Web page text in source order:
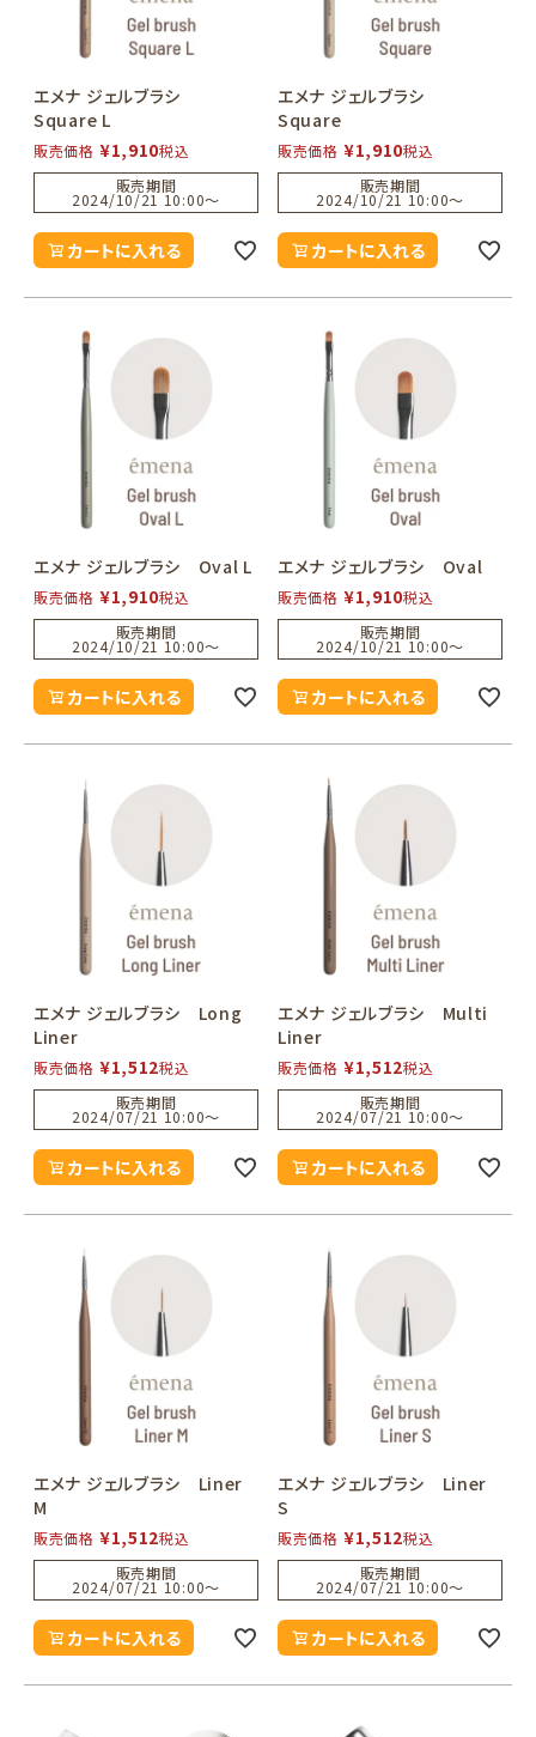
エメナ ジェルブラシ
Square L
販売価格 ¥1,910税込
販売期間
2024/10/21 10:00〜
カートに入れる
エメナ ジェルブラシ
Square
販売価格 ¥1,910税込
販売期間
2024/10/21 10:00〜
カートに入れる
エメナ ジェルブラシ Oval L
販売価格 ¥1,910税込
販売期間
2024/10/21 10:00〜
カートに入れる
エメナ ジェルブラシ Oval
販売価格 ¥1,910税込
販売期間
2024/10/21 10:00〜
カートに入れる
エメナ ジェルブラシ Long
Liner
販売価格 ¥1,512税込
販売期間
2024/07/21 10:00〜
カートに入れる
エメナ ジェルブラシ Multi
Liner
販売価格 ¥1,512税込
販売期間
2024/07/21 10:00〜
カートに入れる
エメナ ジェルブラシ Liner
M
販売価格 ¥1,512税込
販売期間
2024/07/21 10:00〜
カートに入れる
エメナ ジェルブラシ Liner
S
販売価格 ¥1,512税込
販売期間
2024/07/21 10:00〜
カートに入れる